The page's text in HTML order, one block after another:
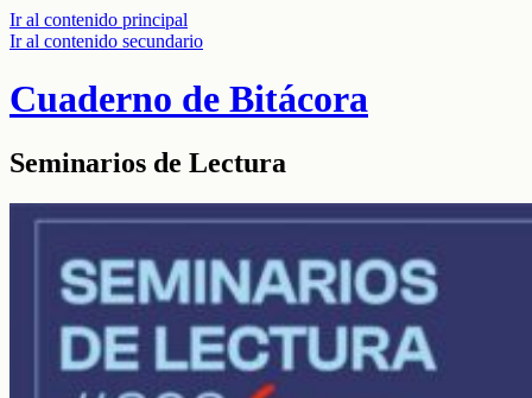
Ir al contenido principal
Ir al contenido secundario
Cuaderno de Bitácora
Seminarios de Lectura